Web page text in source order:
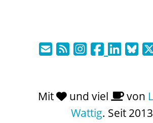
Mit und viel von
Wattig. Seit